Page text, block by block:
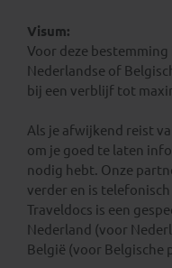
Visum:
Voor deze
Nederlandse of
bij een verblijf tot
Als je afwijkend reist
om je goed te laten
nodig hebt. Onze
verder en is telefonisch
Traveldocs is een
Nederland (voor
België (voor Belgische